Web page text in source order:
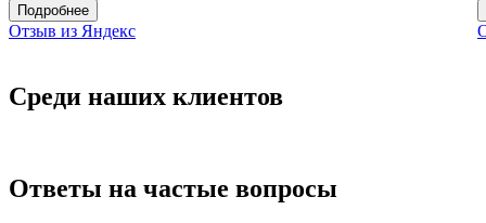
Подробнее
Отзыв из Яндекс
Среди наших клиентов
Ответы на частые вопросы